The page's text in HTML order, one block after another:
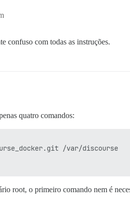
confuso com todas as instruções.
quatro comandos:
/var/discourse
root, o primeiro comando nem é